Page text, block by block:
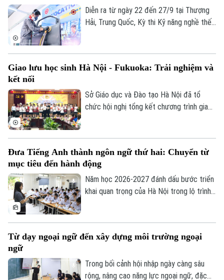
Chuyên mục
Thời sự
Hà Nội
Chính trị
Hà Nội
Nhịp sống Hà Nội
Diễn ra từ ngày 22 đến 27/9 tại Thượng
Hải, Trung Quốc, Kỳ thi Kỹ năng nghề thế
thông công chính Hà Nội - đơn vị được
sơn ô tô, không khí tập luyện của thầy và
trò đang rất khẩn trương, sẵn sàng cho kỳ
Giao lưu học sinh Hà Nội - Fukuoka: Trải nghiệm và
kết nối
Sở Giáo dục và Đào tạo Hà Nội đã tổ
chức hội nghị tổng kết chương trình giao
gắn kết giữa các trường học của hai địa
phương, tạo cơ hội để giáo viên, học sinh
giao lưu, chia sẻ kinh nghiệm trong quản
lý, giảng dạy và học tập.
Đưa Tiếng Anh thành ngôn ngữ thứ hai: Chuyển từ
mục tiêu đến hành động
Năm học 2026-2027 đánh dấu bước triển
khai quan trọng của Hà Nội trong lộ trình
tư cho đội ngũ giáo viên, cơ sở vật chất
Từ dạy ngoại ngữ đến xây dựng môi trường ngoại
ngữ
Trong bối cảnh hội nhập ngày càng sâu
rộng, nâng cao năng lực ngoại ngữ, đặc